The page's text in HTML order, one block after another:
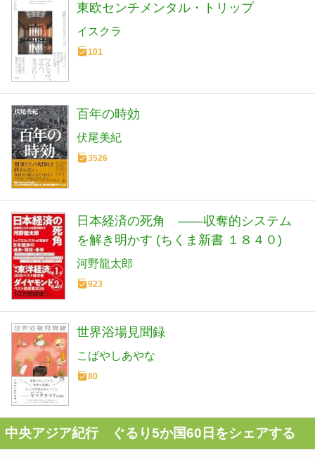
東欧センチメンタル・トリップ
イスクラ
101
百年の時効
伏尾美紀
3526
日本経済の死角 ――収奪的システム
を解き明かす (ちくま新書 １８４０)
河野龍太郎
923
世界浴場見聞録
こばやしあやな
80
中央アジア紀行 ぐるり5か国60日をシェアする